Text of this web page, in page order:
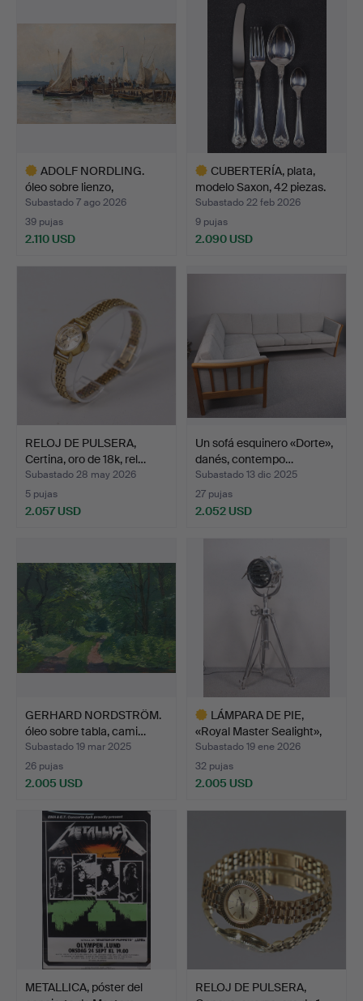
seleccionado
ADOLF NORDLING.
óleo sobre lienzo,
mercado…
Subastado 7 ago 2026
39 pujas
2.110 USD
CUBERTERÍA, plata,
modelo Saxon, 42 piezas.
Subastado 22 feb 2026
9 pujas
2.090 USD
seleccionado
RELOJ DE PULSERA,
Certina, oro de 18k, rel…
Subastado 28 may 2026
5 pujas
2.057 USD
Un sofá esquinero «Dorte»,
danés, contempo…
Subastado 13 dic 2025
27 pujas
2.052 USD
GERHARD NORDSTRÖM.
óleo sobre tabla, cami…
Subastado 19 mar 2025
26 pujas
2.005 USD
LÁMPARA DE PIE,
«Royal Master Sealight»,
E…
Subastado 19 ene 2026
32 pujas
2.005 USD
METALLICA, póster del
RELOJ DE PULSERA,